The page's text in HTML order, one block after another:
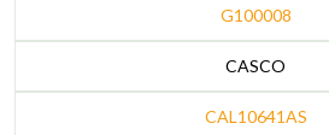
G100008
CASCO
CAL10641AS